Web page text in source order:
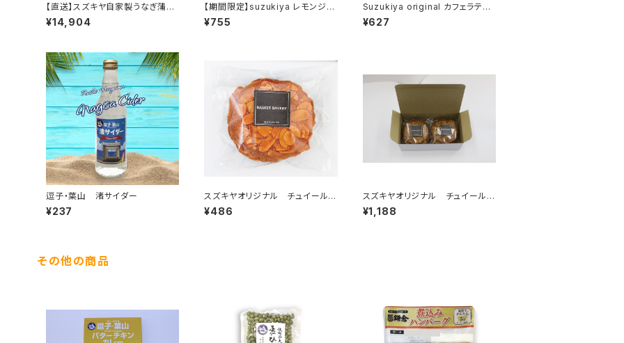
【直送】スズキヤ自家製うなぎ蒲焼
きセット
¥14,904
【期間限定】suzukiya レモンジャ
ム
¥755
Suzukiya original カフェラテベ
ース
¥627
逗子・葉山 渚サイダー
¥237
スズキヤオリジナル チュイール1
袋
¥486
スズキヤオリジナル チュイール2
袋入
¥1,188
その他の商品